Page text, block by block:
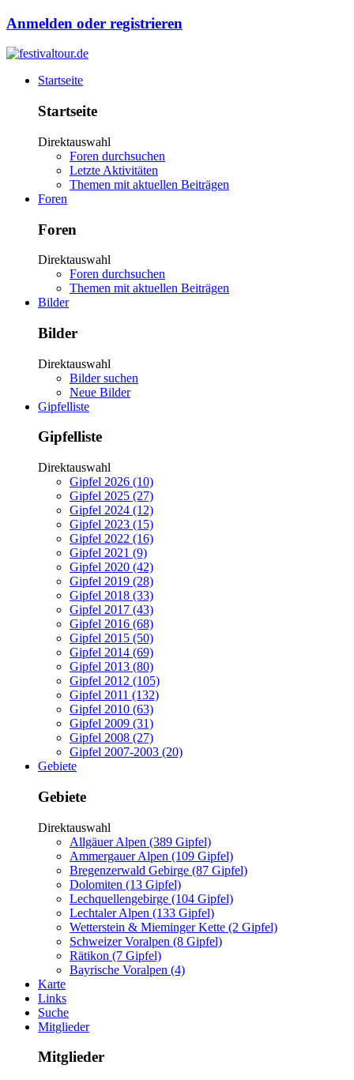
Anmelden oder registrieren
Startseite
Startseite
Direktauswahl
Foren durchsuchen
Letzte Aktivitäten
Themen mit aktuellen Beiträgen
Foren
Foren
Direktauswahl
Foren durchsuchen
Themen mit aktuellen Beiträgen
Bilder
Bilder
Direktauswahl
Bilder suchen
Neue Bilder
Gipfelliste
Gipfelliste
Direktauswahl
Gipfel 2026 (10)
Gipfel 2025 (27)
Gipfel 2024 (12)
Gipfel 2023 (15)
Gipfel 2022 (16)
Gipfel 2021 (9)
Gipfel 2020 (42)
Gipfel 2019 (28)
Gipfel 2018 (33)
Gipfel 2017 (43)
Gipfel 2016 (68)
Gipfel 2015 (50)
Gipfel 2014 (69)
Gipfel 2013 (80)
Gipfel 2012 (105)
Gipfel 2011 (132)
Gipfel 2010 (63)
Gipfel 2009 (31)
Gipfel 2008 (27)
Gipfel 2007-2003 (20)
Gebiete
Gebiete
Direktauswahl
Allgäuer Alpen (389 Gipfel)
Ammergauer Alpen (109 Gipfel)
Bregenzerwald Gebirge (87 Gipfel)
Dolomiten (13 Gipfel)
Lechquellengebirge (104 Gipfel)
Lechtaler Alpen (133 Gipfel)
Wetterstein & Mieminger Kette (2 Gipfel)
Schweizer Voralpen (8 Gipfel)
Rätikon (7 Gipfel)
Bayrische Voralpen (4)
Karte
Links
Suche
Mitglieder
Mitglieder